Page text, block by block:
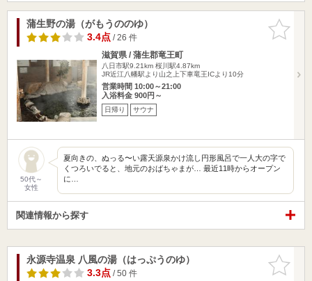
お気に入
りに追加
蒲生野の湯（がもうののゆ）
3.4点/ 26 件
滋賀県 / 蒲生郡竜王町
八日市駅9.21km 桜川駅4.87km
JR近江八幡駅より山之上下車竜王ICより10分
営業時間 10:00～21:00
入浴料金 900円～
日帰り サウナ
50代～
女性
夏向きの、ぬっる〜い露天源泉かけ流し円形風呂で一人大の字で
くつろいでると、地元のおばちゃまが… 最近11時からオープン
に…
関連情報から探す
お気に入
りに追加
永源寺温泉 八風の湯（はっぷうのゆ）
3.3点/ 50 件